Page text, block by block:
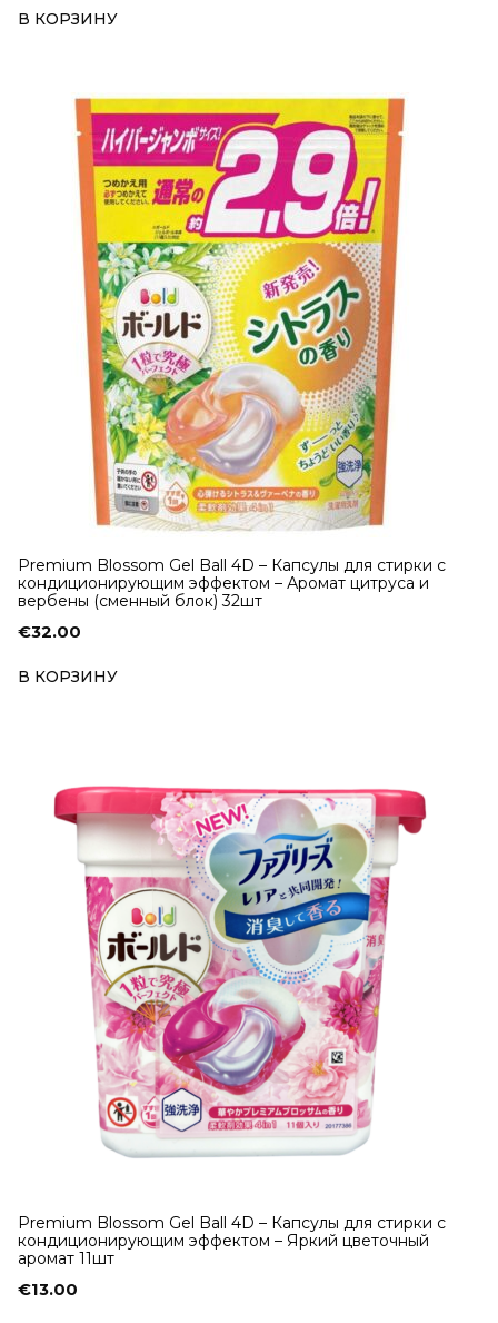
В КОРЗИНУ
Premium Blossom Gel Ball 4D – Капсулы для стирки с
кондиционирующим эффектом – Аромат цитруса и
вербены (сменный блок) 32шт
€32.00
В КОРЗИНУ
Premium Blossom Gel Ball 4D – Капсулы для стирки с
кондиционирующим эффектом – Яркий цветочный
аромат 11шт
€13.00